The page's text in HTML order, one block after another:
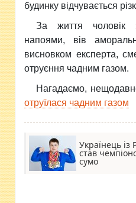
будинку відчувається
За життя чоловік
напоями, вів
висновком експерта,
отруєння чадним газом.
Нагадаємо,
отруїлася чадним газом
Українець із
став
сумо